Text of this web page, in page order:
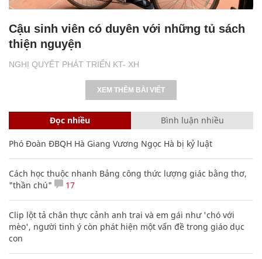
NGHỊ QUYẾT PHÁT TRIỂN KT- XH
Cậu sinh viên có duyên với những tủ sách
thiện nguyện
XEM THÊM BÀI VIẾT
Đọc nhiều Bình luận nhiều
Phó Đoàn ĐBQH Hà Giang Vương Ngọc Hà bị kỷ luật
Cách học thuộc nhanh Bảng công thức lượng giác bằng thơ,
"thần chú"
17
Clip lột tả chân thực cảnh anh trai và em gái như 'chó với
mèo', người tinh ý còn phát hiện một vấn đề trong giáo dục
con